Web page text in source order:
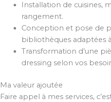
Installation de cuisines,
rangement.
Conception et pose de
bibliothèques adaptées
Transformation d’une
dressing selon vos
Ma valeur ajoutée
Faire appel à mes services,